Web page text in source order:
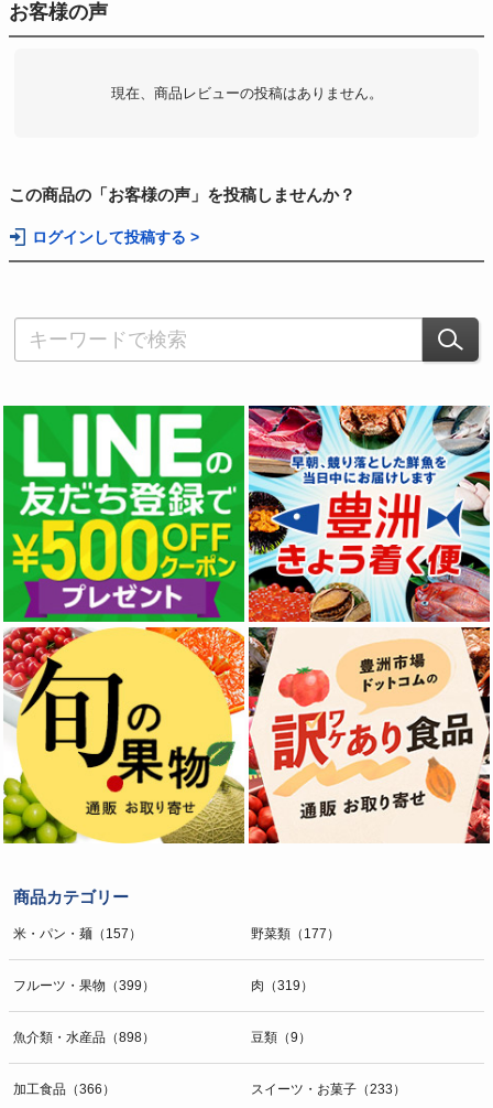
お客様の声
現在、商品レビューの投稿はありません。
この商品の「お客様の声」を投稿しませんか？
ログインして投稿する >
商品カテゴリー
米・パン・麺（157） 野菜類（177）
フルーツ・果物（399） 肉（319）
魚介類・水産品（898） 豆類（9）
加工食品（366） スイーツ・お菓子（233）